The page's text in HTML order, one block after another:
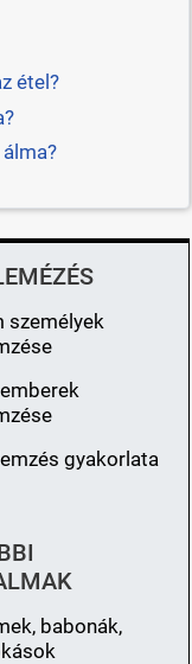
étel?
személyek
gyakorlata
babonák,